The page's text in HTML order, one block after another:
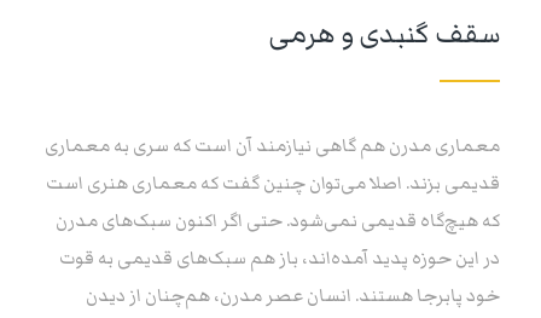
سقف گنبدی و هرمی
معماری مدرن هم گاهی نیازمند آن است که سری به معماری
قدیمی بزند. اصلا می‌توان چنین گفت که معماری هنری است
که هیچ‌گاه قدیمی نمی‌شود. حتی اگر اکنون سبک‌های مدرن
در این حوزه پدید آمده‌اند، باز هم سبک‌های قدیمی به قوت
خود پابرجا هستند. انسان عصر مدرن، هم‌چنان از دیدن